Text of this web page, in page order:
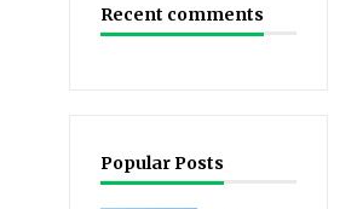
Recent comments
Popular Posts